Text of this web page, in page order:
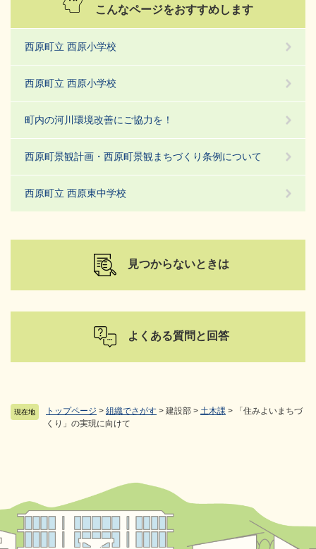
現在地 トップページ > 組織でさがす > 建設部 > 土木課 >
「住みよいまちづ
くり」の実現に向けて
こんなページをおすすめします
西原町立 西原小学校
西原町立 西原小学校
町内の河川環境改善にご協力を！
西原町景観計画・西原町景観まちづくり条例について
西原町立 西原東中学校
見つからないときは
よくある質問と回答